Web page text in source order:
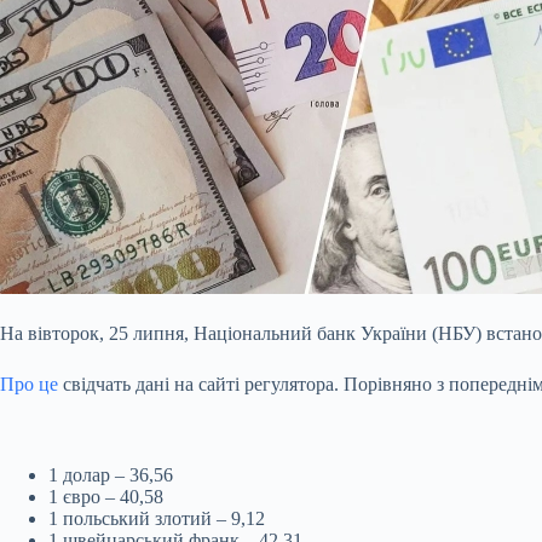
На вівторок, 25 липня, Національний банк України (НБУ)
Про це свідчать дані на сайті регулятора. Порівняно з
1 долар – 36,56
1 євро – 40,58
1 польський злотий – 9,12